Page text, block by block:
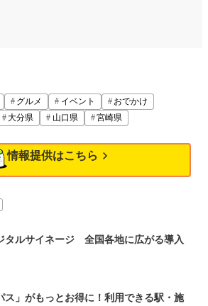
グルメ イベント
おでかけ
大分県 山口県 宮崎県
情報提供はこちら
タルサイネージ 全国各地に広がる導入
ス」がもっとお得に！利用できる駅・施